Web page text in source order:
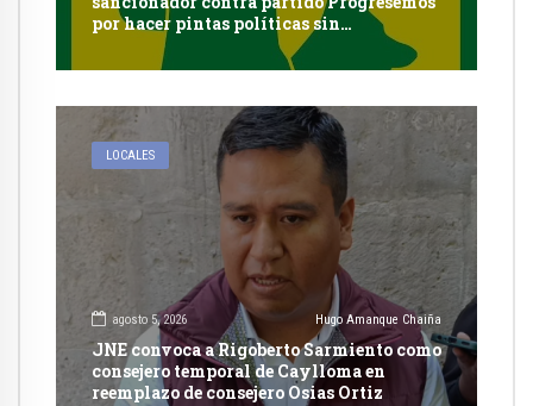
por hacer pintas políticas sin
autorización en Cayma
LOCALES
agosto 5, 2026 Hugo Amanque Chaiña
JNE convoca a Rigoberto Sarmiento como
consejero temporal de Caylloma en
reemplazo de consejero Osias Ortiz